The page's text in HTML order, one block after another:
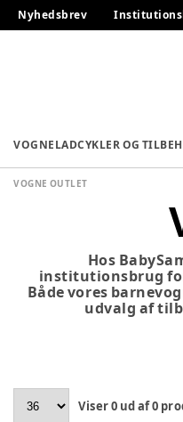
Nyhedsbrev
VOGNELADCYKLER OG
VOGNE OUTLET
Hos
institutionsbrug
Både vores
udvalg af
Viser0 ud af0